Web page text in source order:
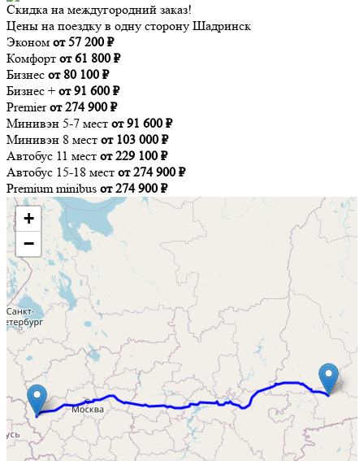
Скидка на междугородний заказ!
Цены на поездку в одну сторону Шадринск
Эконом от 57 200 ₽
Комфорт от 61 800 ₽
Бизнес от 80 100 ₽
Бизнес + от 91 600 ₽
Premier от 274 900 ₽
Минивэн 5-7 мест от 91 600 ₽
Минивэн 8 мест от 103 000 ₽
Автобус 11 мест от 229 100 ₽
Автобус 15-18 мест от 274 900 ₽
Premium minibus от 274 900 ₽
+
−